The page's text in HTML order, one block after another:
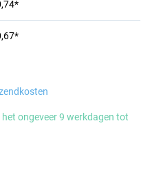
ongeveer 9 werkdagen tot